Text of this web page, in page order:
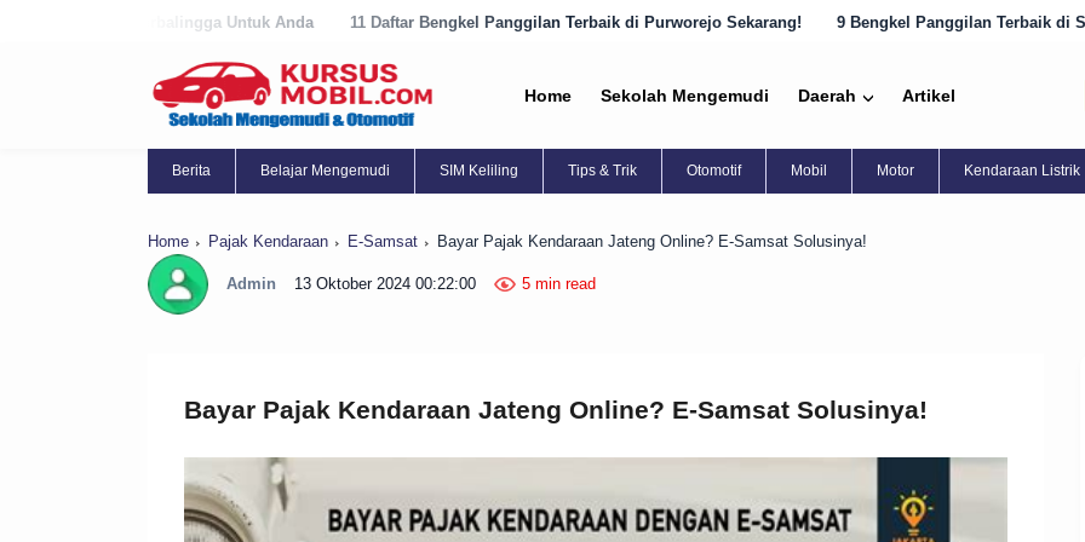
11 Daftar Bengkel Panggilan Terbaik di Purworejo Sekarang! 9 Bengkel Panggilan Terbaik di Semarang yang Harus
Home Sekolah Mengemudi Daerah Artikel
Berita Belajar Mengemudi SIM Keliling Tips & Trik Otomotif Mobil Motor Kendaraan Listrik
Home Pajak Kendaraan E-Samsat Bayar Pajak Kendaraan Jateng Online? E-Samsat Solusinya!
Admin 13 Oktober 2024 00:22:00 5 min read
Bayar Pajak Kendaraan Jateng Online? E-Samsat Solusinya!